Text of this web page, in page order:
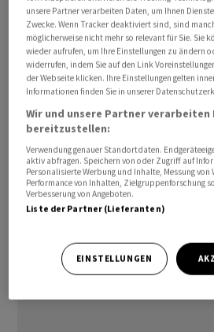
ISIN:            CH1562934526
Issuer Rating:   A/A- (UBS/ZKB)
uh/ra
(AWP)
unsere Partner verarbeiten Daten, um Ihnen
Zwecke. Wenn Tracker deaktiviert sind, sind
möglicherweise nicht mehr so relevant für Sie. Sie
wieder aufrufen, um Ihre Einstellungen zu ändern
widerrufen, indem Sie auf den Link
der Webseite klicken. Ihre Einstellungen gelten
Informationen finden Sie in unserer
Wir und unsere Partner verarbeiten
bereitzustellen:
Verwendung genauer Standortdaten.
aktiv abfragen. Speichern von oder Zugriff auf
Personalisierte Werbung und Inhalte, Messung
Performance von Inhalten, Zielgruppenforschung
Verbesserung von Angeboten.
Liste der Partner (Lieferanten)
EINSTELLUNGEN